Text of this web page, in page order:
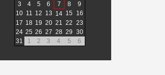
3
4 5 6 7 8
9
10 11 12 13 14 15
16
17 18 19 20 21 22 23
24 25 26 27 28 29 30
31
1 2 3 4 5 6